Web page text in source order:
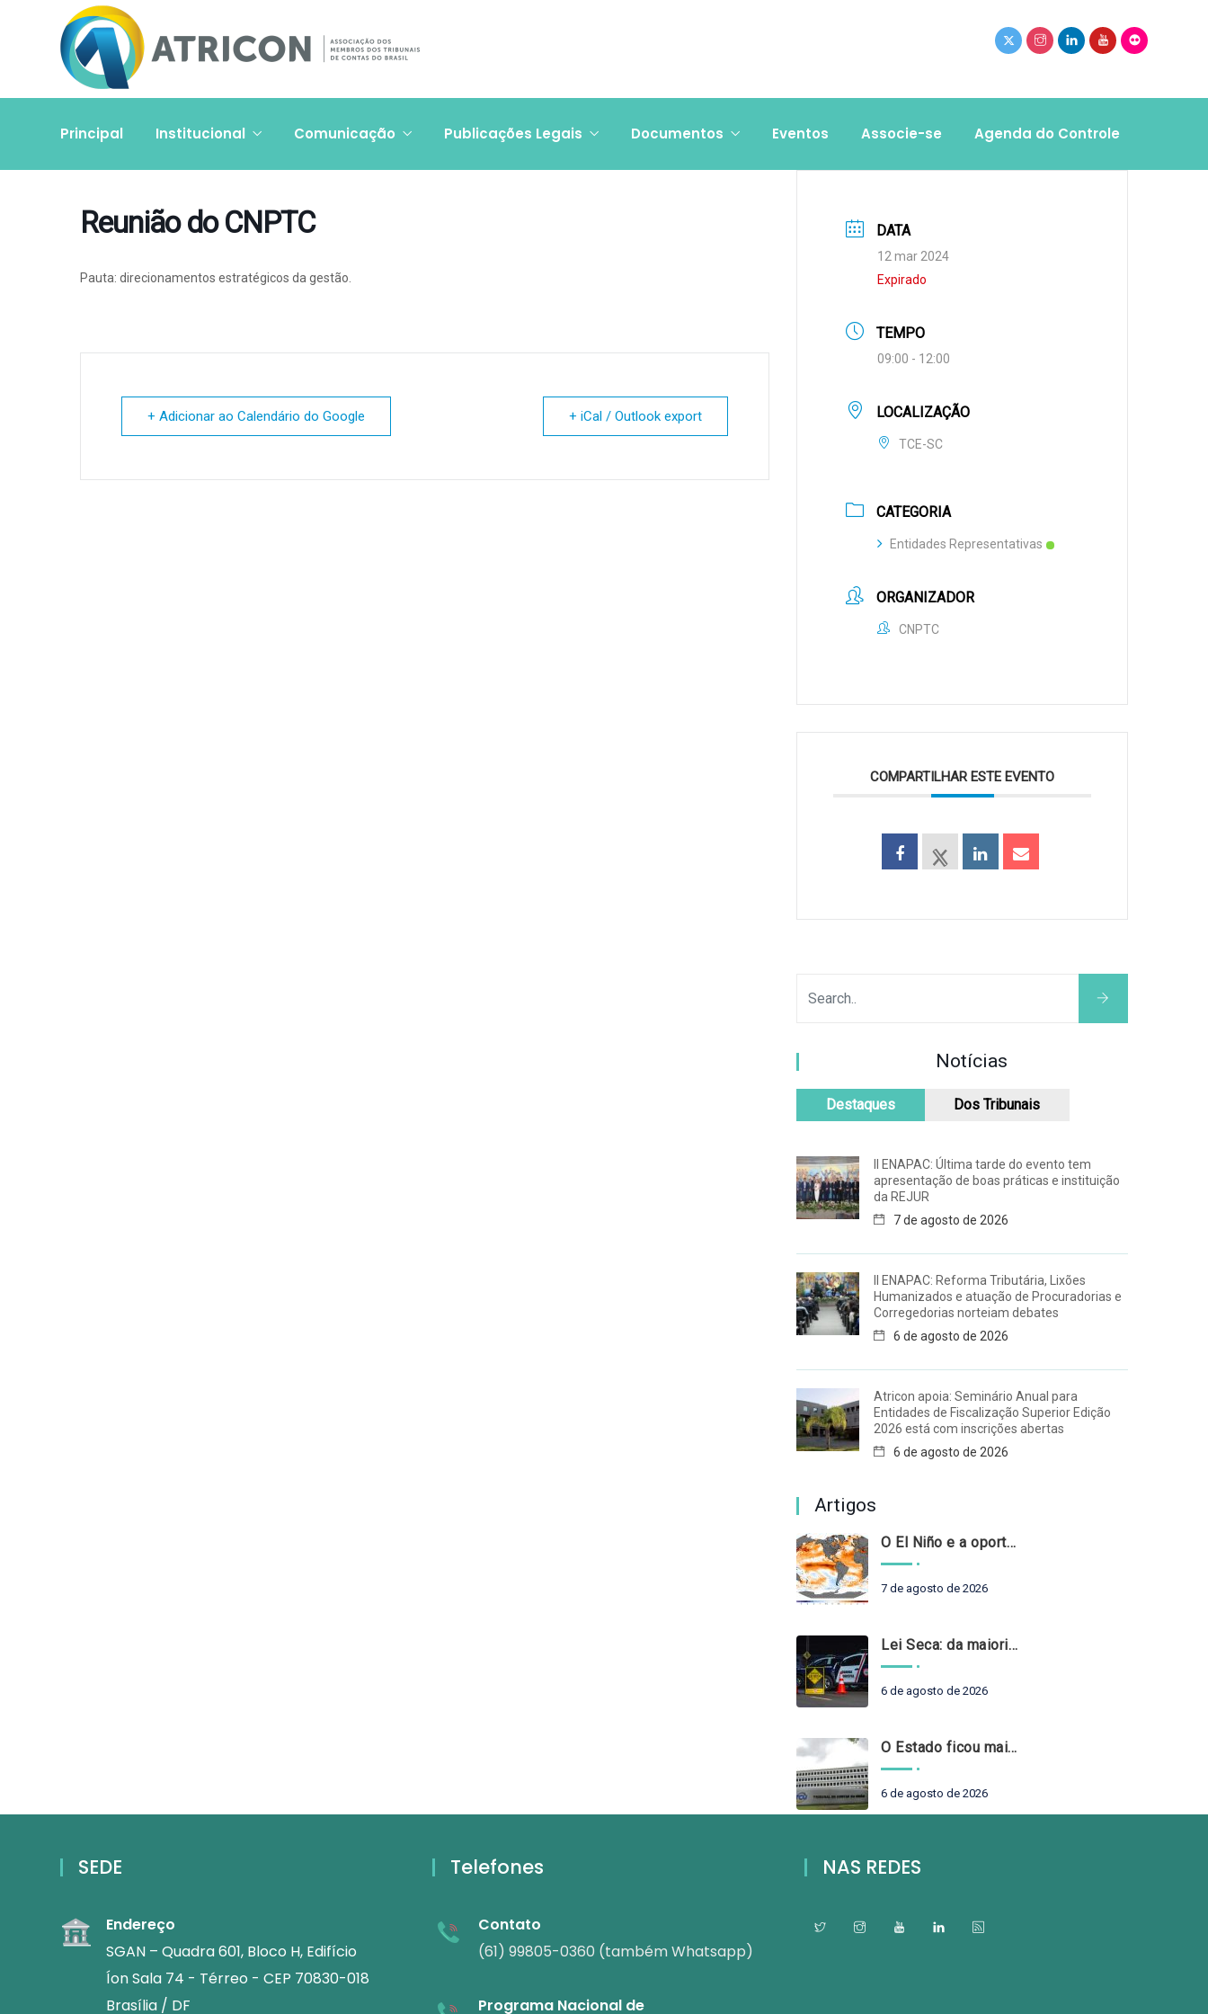
Principal Institucional Comunicação Publicações Legais Documentos Eventos Associe-se Agenda do Controle
Reunião do CNPTC
Pauta: direcionamentos estratégicos da gestão.
+ Adicionar ao Calendário do Google + iCal / Outlook export
DATA
12 mar 2024
Expirado
TEMPO
09:00 - 12:00
LOCALIZAÇÃO
TCE-SC
CATEGORIA
Entidades Representativas
ORGANIZADOR
CNPTC
COMPARTILHAR ESTE EVENTO
Notícias
Destaques Dos Tribunais
II ENAPAC: Última tarde do evento tem
apresentação de boas práticas e instituição
da REJUR
7 de agosto de 2026
II ENAPAC: Reforma Tributária, Lixões
Humanizados e atuação de Procuradorias e
Corregedorias norteiam debates
6 de agosto de 2026
Atricon apoia: Seminário Anual para
Entidades de Fiscalização Superior Edição
2026 está com inscrições abertas
6 de agosto de 2026
Artigos
O El Niño e a oportunidade de fortalecer o controle externo das políticas climáticas
7 de agosto de 2026
Lei Seca: da maioridade à maturidade
6 de agosto de 2026
O Estado ficou mais complexo. O controle precisa acompanhar
6 de agosto de 2026
SEDE
Endereço
SGAN – Quadra 601, Bloco H, Edifício
Íon Sala 74 - Térreo - CEP 70830-018
Brasília / DF
Telefones
Contato
(61) 99805-0360 (também Whatsapp)
Programa Nacional de
NAS REDES